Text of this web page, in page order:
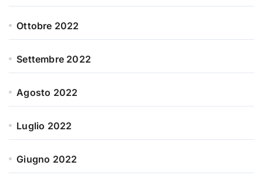
Ottobre 2022
Settembre 2022
Agosto 2022
Luglio 2022
Giugno 2022